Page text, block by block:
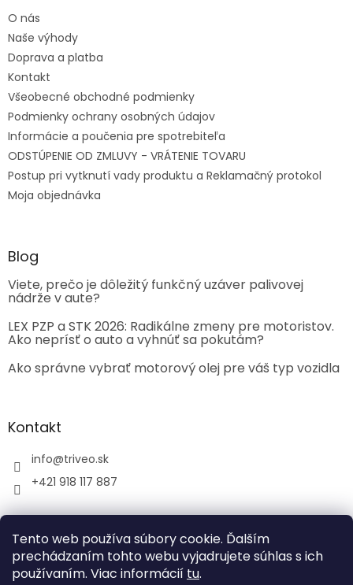
Tento web používa súbory cookie. Ďalším
prechádzaním tohto webu vyjadrujete súhlas s ich
používaním. Viac informácií tu.
O nás
Naše výhody
Doprava a platba
Kontakt
Všeobecné obchodné podmienky
Podmienky ochrany osobných údajov
Informácie a poučenia pre spotrebiteľa
ODSTÚPENIE OD ZMLUVY - VRÁTENIE TOVARU
Postup pri vytknutí vady produktu a Reklamačný protokol
Moja objednávka
Blog
Viete, prečo je dôležitý funkčný uzáver palivovej
nádrže v aute?
LEX PZP a STK 2026: Radikálne zmeny pre motoristov.
Ako neprísť o auto a vyhnúť sa pokutám?
Ako správne vybrať motorový olej pre váš typ vozidla
Kontakt
info@triveo.sk
+421 918 117 887
Vytvoril Shoptet